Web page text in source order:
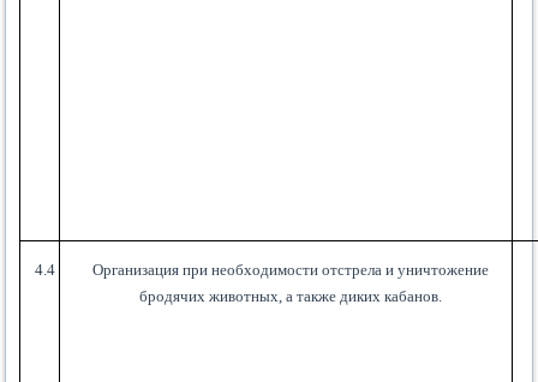
4.4
Организация при необходимости отстрела и уничтожение
бродячих животных, а также диких кабанов.